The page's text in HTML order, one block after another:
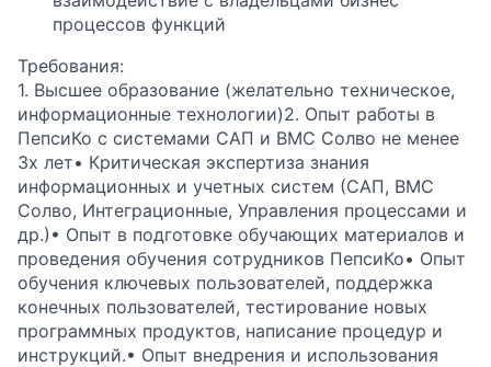
процессов функций
Требования:
1. Высшее образование (желательно техническое,
информационные технологии)2. Опыт работы в
ПепсиКо с системами САП и ВМС Солво не менее
3х лет• Критическая экспертиза знания
информационных и учетных систем (САП, ВМС
Солво, Интеграционные, Управления процессами и
др.)• Опыт в подготовке обучающих материалов и
проведения обучения сотрудников ПепсиКо• Опыт
обучения ключевых пользователей, поддержка
конечных пользователей, тестирование новых
программных продуктов, написание процедур и
инструкций.• Опыт внедрения и использования